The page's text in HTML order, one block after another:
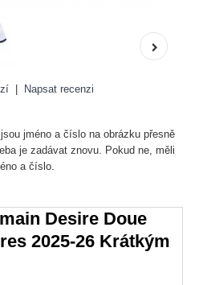
Napsat recenzi
jméno a číslo na obrázku přesně
je zadávat znovu. Pokud ne, měli
a číslo.
Desire Doue
2025-26 Krátkým